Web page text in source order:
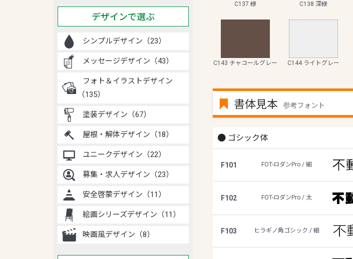
C137 緑 C138 深緑
C143 チャコールグレー C144 ライトグレー
書体見本 参考フォント
ゴシック体
F101 FOT-ロダンPro / 細
F102 FOT-ロダンPro / 太
F103 ヒラギノ角ゴシック / 細
デザインで選ぶ
シンプルデザイン（23）
メッセージデザイン（43）
フォト＆イラストデザイン
（135）
塗装デザイン（67）
屋根・解体デザイン（18）
ユニークデザイン（22）
募集・求人デザイン（23）
安全啓蒙デザイン（11）
絵画シリーズデザイン（11）
映画風デザイン（8）